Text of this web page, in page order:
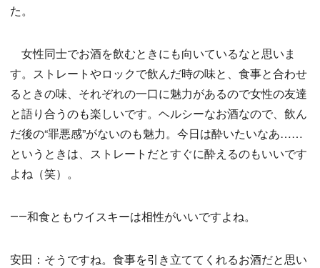
た。
女性同士でお酒を飲むときにも向いているなと思いま
す。ストレートやロックで飲んだ時の味と、食事と合わせ
るときの味、それぞれの一口に魅力があるので女性の友達
と語り合うのも楽しいです。ヘルシーなお酒なので、飲ん
だ後の“罪悪感”がないのも魅力。今日は酔いたいなあ……
というときは、ストレートだとすぐに酔えるのもいいです
よね（笑）。
――和食ともウイスキーは相性がいいですよね。
安田：そうですね。食事を引き立ててくれるお酒だと思い